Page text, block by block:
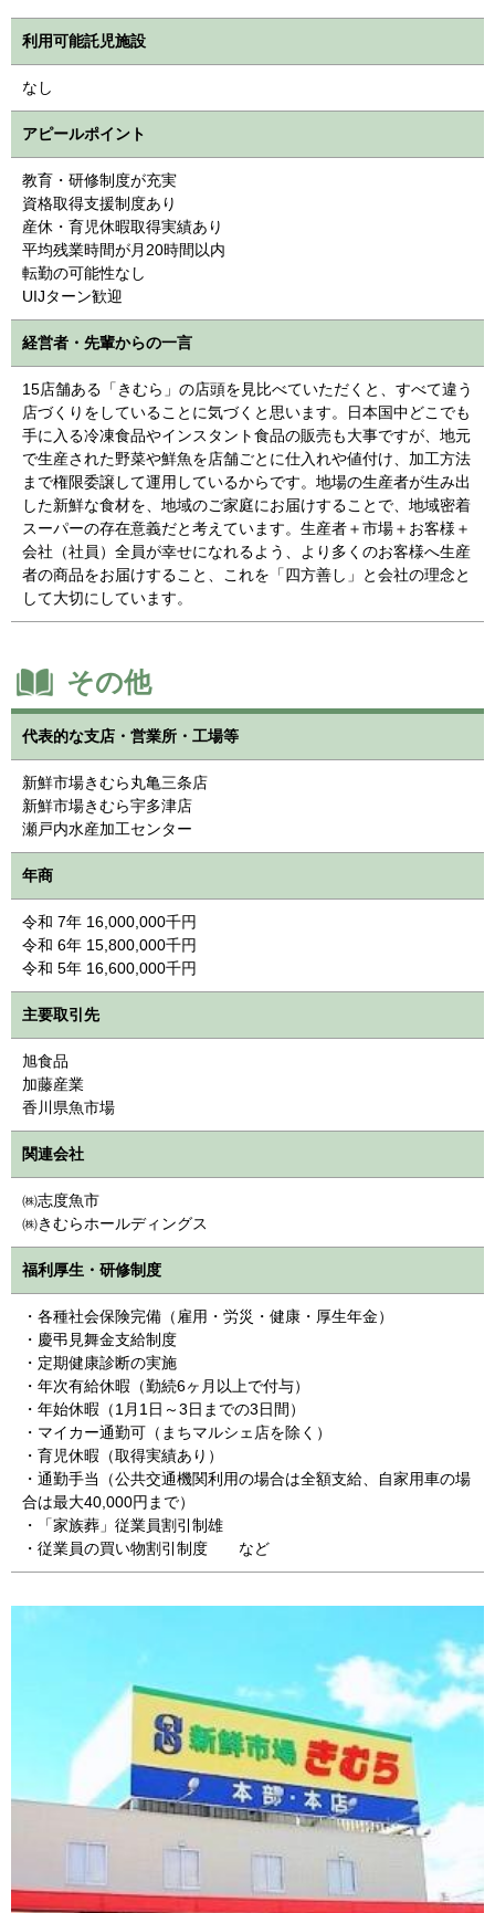
利用可能託児施設
なし
アピールポイント
教育・研修制度が充実
資格取得支援制度あり
産休・育児休暇取得実績あり
平均残業時間が月20時間以内
転勤の可能性なし
UIJターン歓迎
経営者・先輩からの一言
15店舗ある「きむら」の店頭を見比べていただくと、すべて違う
店づくりをしていることに気づくと思います。日本国中どこでも
手に入る冷凍食品やインスタント食品の販売も大事ですが、地元
で生産された野菜や鮮魚を店舗ごとに仕入れや値付け、加工方法
まで権限委譲して運用しているからです。地場の生産者が生み出
した新鮮な食材を、地域のご家庭にお届けすることで、地域密着
スーパーの存在意義だと考えています。生産者＋市場＋お客様＋
会社（社員）全員が幸せになれるよう、より多くのお客様へ生産
者の商品をお届けすること、これを「四方善し」と会社の理念と
して大切にしています。
その他
代表的な支店・営業所・工場等
新鮮市場きむら丸亀三条店
新鮮市場きむら宇多津店
瀬戸内水産加工センター
年商
令和 7年 16,000,000千円
令和 6年 15,800,000千円
令和 5年 16,600,000千円
主要取引先
旭食品
加藤産業
香川県魚市場
関連会社
㈱志度魚市
㈱きむらホールディングス
福利厚生・研修制度
・各種社会保険完備（雇用・労災・健康・厚生年金）
・慶弔見舞金支給制度
・定期健康診断の実施
・年次有給休暇（勤続6ヶ月以上で付与）
・年始休暇（1月1日～3日までの3日間）
・マイカー通勤可（まちマルシェ店を除く）
・育児休暇（取得実績あり）
・通勤手当（公共交通機関利用の場合は全額支給、自家用車の場
合は最大40,000円まで）
・「家族葬」従業員割引制雄
・従業員の買い物割引制度 など